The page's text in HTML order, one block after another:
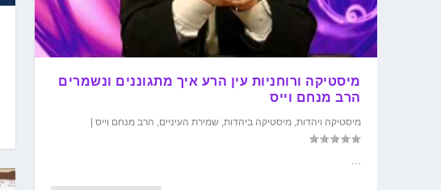
מיסטיקה ורוחניות עין הרע איך מתגוננים ונשמרים
הרב מנחם וייס
מיסטיקה ויהדות ,מיסטיקה ביהדות ,שמירת העיניים הרב מנחם וייס |